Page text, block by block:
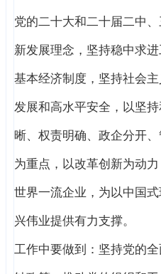
党的二十大和二十届二中
新发展理念，坚持稳中求
基本经济制度，坚持社会
发展和高水平安全，以坚
晰、权责明确、政企分开
为重点，以改革创新为动
世界一流企业，为以中国
兴伟业提供有力支撑。
工作中要做到：坚持党的